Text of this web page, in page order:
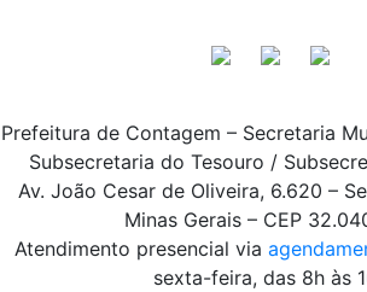
Prefeitura de Contagem – Secretaria
Subsecretaria do Tesouro /
Av. João Cesar de Oliveira, 6.620 –
Minas Gerais – CEP
Atendimento presencial via
sexta-feira, das 8h às